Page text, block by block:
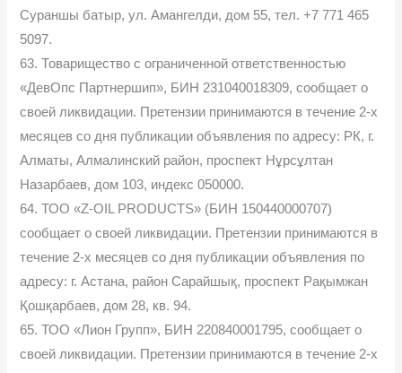
Сураншы батыр, ул. Амангелди, дом 55, тел. +7 771 465
5097.
63. Товарищество с ограниченной ответственностью
«ДевОпс Партнершип», БИН 231040018309, сообщает о
своей ликвидации. Претензии принимаются в течение 2-х
месяцев со дня публикации объявления по адресу: РК, г.
Алматы, Алмалинский район, проспект Нұрсұлтан
Назарбаев, дом 103, индекс 050000.
64. ТОО «Z-OIL PRODUCTS» (БИН 150440000707)
сообщает о своей ликвидации. Претензии принимаются в
течение 2-х месяцев со дня публикации объявления по
адресу: г. Астана, район Сарайшық, проспект Рақымжан
Қошқарбаев, дом 28, кв. 94.
65. ТОО «Лион Групп», БИН 220840001795, сообщает о
своей ликвидации. Претензии принимаются в течение 2-х